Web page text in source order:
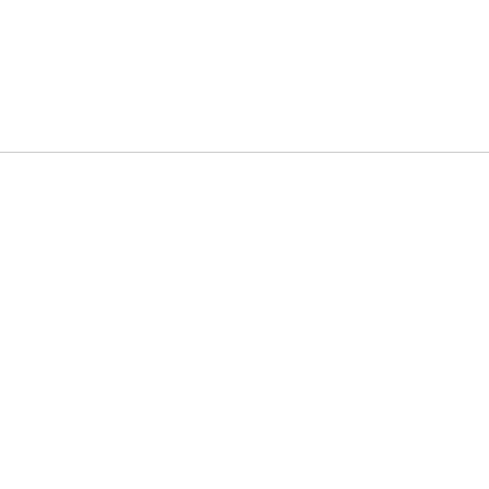
også, at du altid har adgang
Detection er
sikkerhedsfunktioner venter
meget nemt at skifte til en
dine data blive overført uden
adgangskoder.
sammen. Du kan f.eks.
4 eller Google Pixel Buds 2a